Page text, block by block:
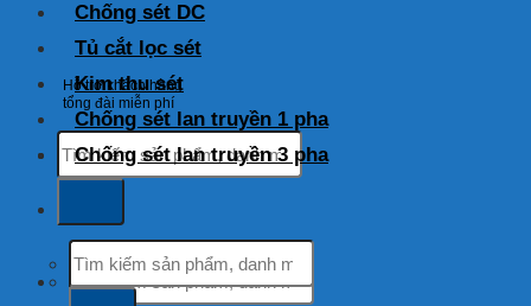
Hỗ trợ khách hàng
tổng đài miễn phí
Tìm
kiếm:
Tìm
kiếm:
Chống sét DC
Tủ cắt lọc sét
Kim thu sét
Chống sét lan truyền 1 pha
Chống sét lan truyền 3 pha
Tìm
kiếm: